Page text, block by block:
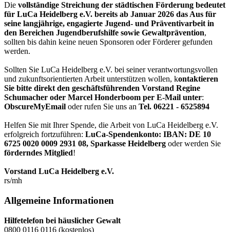
Die vollständige Streichung der städtischen Förderung bedeutet
für LuCa Heidelberg e.V. bereits ab Januar 2026 das Aus für
seine langjährige, engagierte Jugend- und Präventivarbeit in
den Bereichen Jugendberufshilfe sowie Gewaltprävention,
sollten bis dahin keine neuen Sponsoren oder Förderer gefunden
werden.
Sollten Sie LuCa Heidelberg e.V. bei seiner verantwortungsvollen
und zukunftsorientierten Arbeit unterstützen wollen, kontaktieren
Sie bitte direkt den geschäftsführenden Vorstand Regine
Schumacher oder Marcel Honderboom per E-Mail unter:
ObscureMyEmail oder rufen Sie uns an Tel. 06221 - 6525894
Helfen Sie mit Ihrer Spende, die Arbeit von LuCa Heidelberg e.V.
erfolgreich fortzuführen: LuCa-Spendenkonto: IBAN: DE 10
6725 0020 0009 2931 08, Sparkasse Heidelberg oder werden Sie
förderndes Mitglied!
Vorstand LuCa Heidelberg e.V.
rs/mh
Allgemeine Informationen
Hilfetelefon bei häuslicher Gewalt
0800 0116 0116 (kostenlos)